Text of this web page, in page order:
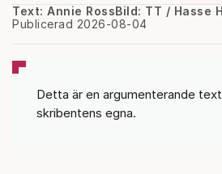
Text: Annie Ross
Publicerad 2026-08-04
Bild: TT / Hasse
Detta är en argumenterande
skribentens egna.